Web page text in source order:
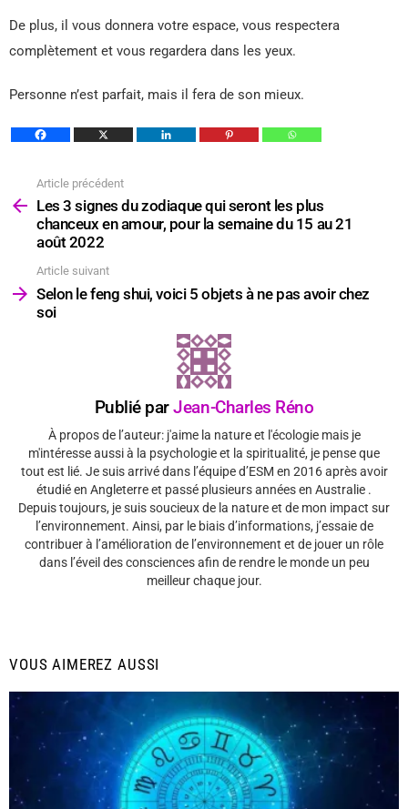
De plus, il vous donnera votre espace, vous respectera
complètement et vous regardera dans les yeux.
Personne n’est parfait, mais il fera de son mieux.
plus
Article précédent
Les 3 signes du zodiaque qui seront les plus
chanceux en amour, pour la semaine du 15 au 21
août 2022
Article suivant
Selon le feng shui, voici 5 objets à ne pas avoir chez
soi
Publié parJean-Charles Réno
À propos de l’auteur: j'aime la nature et l'écologie mais je
m'intéresse aussi à la psychologie et la spiritualité, je pense que
tout est lié. Je suis arrivé dans l’équipe d’ESM en 2016 après avoir
étudié en Angleterre et passé plusieurs années en Australie .
Depuis toujours, je suis soucieux de la nature et de mon impact sur
l’environnement. Ainsi, par le biais d’informations, j’essaie de
contribuer à l’amélioration de l’environnement et de jouer un rôle
dans l’éveil des consciences afin de rendre le monde un peu
meilleur chaque jour.
VOUS AIMEREZ AUSSI